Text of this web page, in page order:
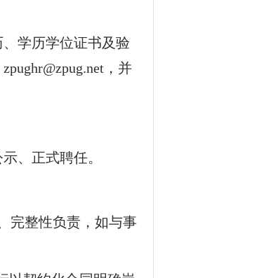
学历学位证书及验
zpughr@zpug.net ，并
、正式聘任。
完整性负责，如与事